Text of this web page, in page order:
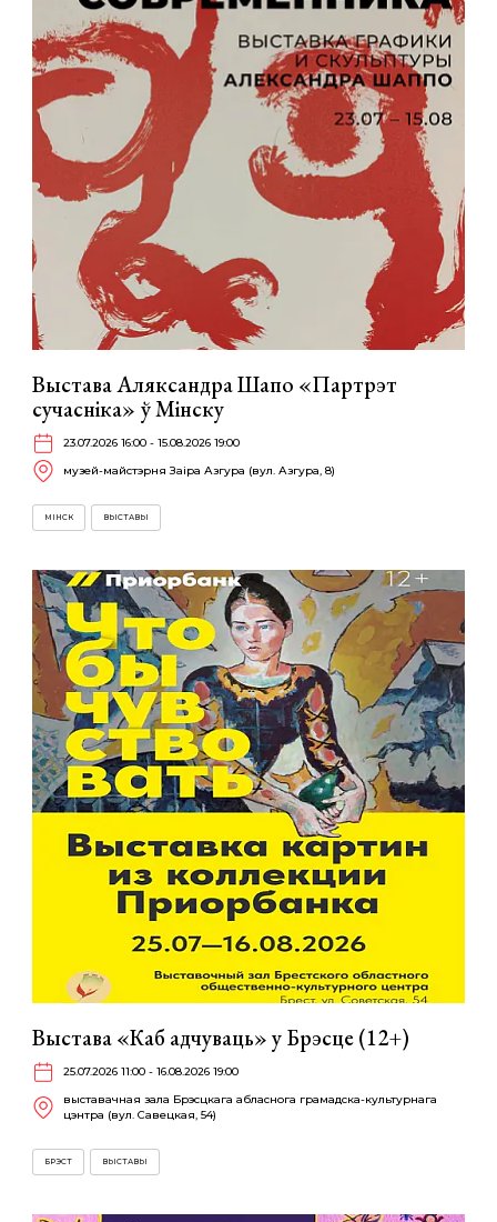
Выстава Аляксандра Шапо «Партрэт
сучасніка» ў Мінску
23.07.2026 16:00 - 15.08.2026 19:00
музей-майстэрня Заіра Азгура (вул. Азгура, 8)
МІНСК ВЫСТАВЫ
Выстава «Каб адчуваць» у Брэсце (12+)
25.07.2026 11:00 - 16.08.2026 19:00
выставачная зала Брэсцкага абласнога грамадска-культурнага
цэнтра (вул. Савецкая, 54)
БРЭСТ ВЫСТАВЫ